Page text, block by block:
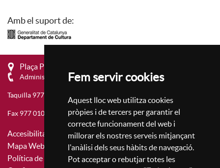
Fem servir cookies
Aquest lloc web utilitza cookies
pròpies i de tercers per garantir el
correcte funcionament del web i
millorar els nostres serveis mitjançant
l'anàlisi dels seus hàbits de navegació.
Pot acceptar o rebutjar totes les
Amb el suport de:
Plaça Prim, 4 - 43201 Reus
Administració 977 010 657
Taquilla 977 010 659
Fax 977 010 677
Accesibilitat
Mapa Web
Política de privacitat